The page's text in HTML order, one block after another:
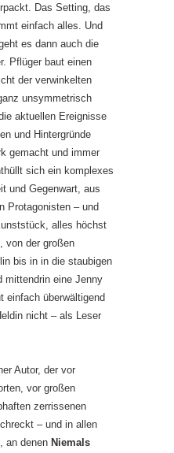
Das Setting, das
einfach alles. Und
es dann auch die
Pflüger baut einen
der verwinkelten
unsymmetrisch
aktuellen Ereignisse
und Hintergründe
gemacht und immer
sich ein komplexes
und Gegenwart, aus
Protagonisten – und
alles höchst
von der großen
bis in in die staubigen
mittendrin eine Jenny
einfach überwältigend
nicht – als Leser
Autor, der vor
vor großen
zerrissenen
– und in allen
an denen Niemals